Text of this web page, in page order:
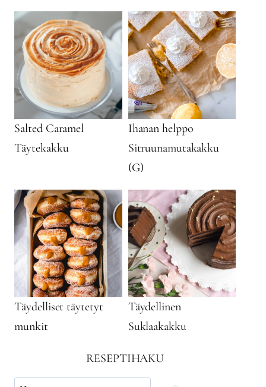
Salted Caramel
Täytekakku
Ihanan helppo
Sitruunamutakakku
(G)
Täydelliset täytetyt
munkit
Täydellinen
Suklaakakku
RESEPTIHAKU
Käytä